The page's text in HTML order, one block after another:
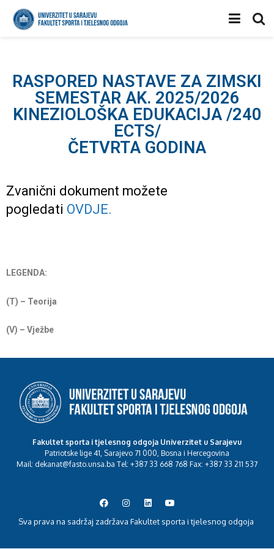
RASPORED NASTAVE ZA ZIMSKI
SEMESTAR AK. 2025/2026
KINEZIOLOŠKA EDUKACIJA /240
ECTS/
ČETVRTA GODINA
Zvanični dokument možete
pogledati OVDJE.
LEGENDA:
(T) – Teorija
(V) – Vježbe
Fakultet sporta i tjelesnog odgoja Univerzitet u Sarajevu
Patriotske lige 41, Sarajevo 71 000, Bosna i Hercegovina
Mail: dekanat@fasto.unsa.ba Tel: +387 33 668 768 Fax: +387 33 211 537
Sva prava na sadržaj zadržava Fakultet sporta i tjelesnog odgoja